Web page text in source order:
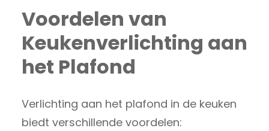
Voordelen van
Keukenverlichting aan
het Plafond
Verlichting aan het plafond in de keuken
biedt verschillende voordelen: